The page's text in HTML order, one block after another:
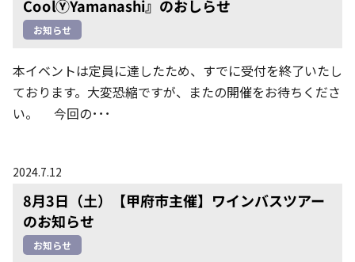
CoolⓎYamanashi』のおしらせ
お知らせ
本イベントは定員に達したため、すでに受付を終了いたし
ております。大変恐縮ですが、またの開催をお待ちくださ
い。 今回の･･･
2024.7.12
8月3日（土）【甲府市主催】ワインバスツアー
のお知らせ
お知らせ